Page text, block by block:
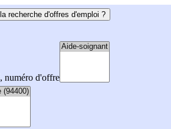
recherche d'offres d'emploi ?
numéro d'offre